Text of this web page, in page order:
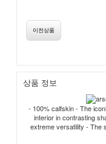
이전상품
상품 정보
- 100% calfskin - The
interior in contrasting
extreme versatility - The